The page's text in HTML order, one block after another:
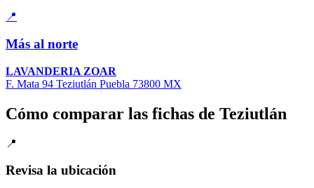
📍
Más al norte
LAVANDERIA ZOAR
F. Mata 94 Teziutlán Puebla 73800 MX
Cómo comparar las fichas de Teziutlán
📍
Revisa la ubicación